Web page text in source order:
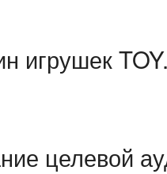
игрушек
целевой